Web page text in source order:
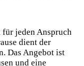
jeden Anspruch
dient der
Das Angebot ist
und eine